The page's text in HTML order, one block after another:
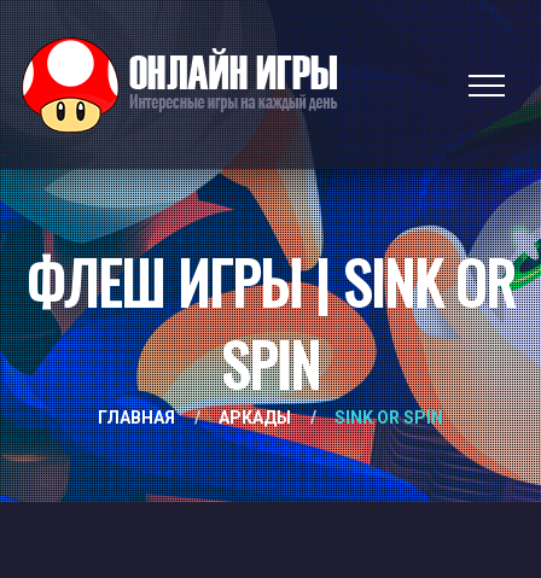
ФЛЕШ ИГРЫ | SINK OR
SPIN
ГЛАВНАЯ / АРКАДЫ / SINK OR SPIN